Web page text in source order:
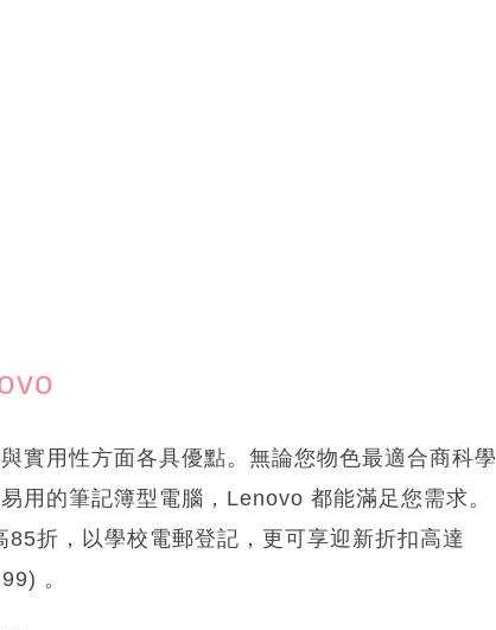
實用性方面各具優點。無論您物色最適合商科學
用的筆記簿型電腦，Lenovo 都能滿足您需求。
折，以學校電郵登記，更可享迎新折扣高達
。